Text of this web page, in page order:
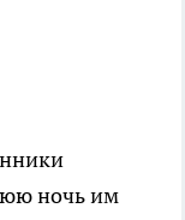
ночь им